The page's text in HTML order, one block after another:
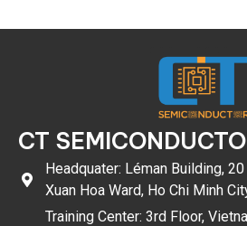
CT
Headquater: Léman Building,
Xuan Hoa Ward, Ho Chi Minh
Training Center: 3rd Floor,